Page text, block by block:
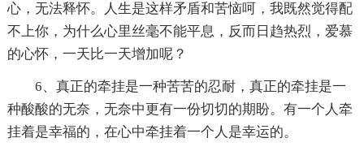
心，无法释怀。人生是这样矛盾和苦恼呵，我既然觉得配
不上你，为什么心里丝毫不能平息，反而日趋热烈，爱慕
的心怀，一天比一天增加呢？
6、真正的牵挂是一种苦苦的忍耐，真正的牵挂是一
种酸酸的无奈，无奈中更有一份切切的期盼。有一个人牵
挂着是幸福的，在心中牵挂着一个人是幸运的。